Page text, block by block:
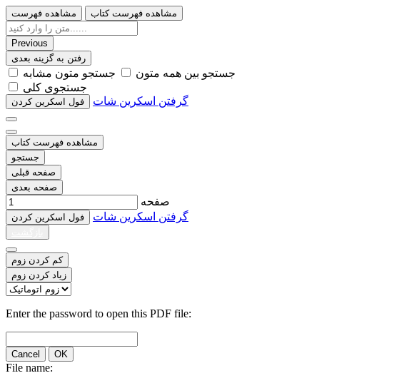
مشاهده فهرست مشاهده فهرست کتاب
Previous
رفتن به گزینه بعدی
ﺟﺴﺘﺠﻮ ﺑﯿﻦ ﻫﻤﻪ ﻣﺘﻮﻥ
ﺟﺴﺘﺠﻮ ﻣﺘﻮﻥ ﻣﺸﺎﺑﻪ
ﺟﺴﺘﺠﻮﯼ ﮐﻠﯽ
ﻓﻮﻝ اﺳﮑﺮﯾﻦ ﮐﺮﺩﻥ گرفتن اسکرین شات
مشاهده فهرست کتاب
جستجو
صفحه قبلی
صفحه بعدی
صفحه
ﻓﻮﻝ اﺳﮑﺮﯾﻦ ﮐﺮﺩﻥ گرفتن اسکرین شات
کم کردن زوم
زیاد کردن زوم
Enter the password to open this PDF file:
Cancel OK
File name: